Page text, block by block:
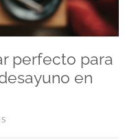
perfecto para
en